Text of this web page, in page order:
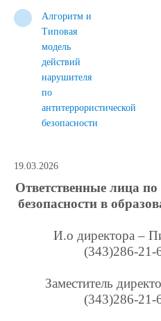
Алгоритм и
Типовая
модель
действий
нарушителя
по
антитеррористической
безопасности
19.03.2026
Ответственные лица
безопасности в
И.о директора –
(343)286-21-
Заместитель
(343)286-21-